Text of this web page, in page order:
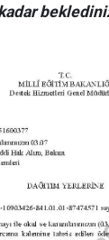
kadar